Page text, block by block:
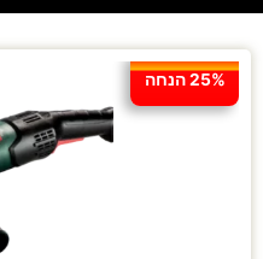
25% הנחה